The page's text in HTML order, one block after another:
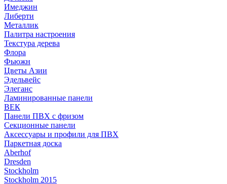
Имеджин
Либерти
Металлик
Палитра настроения
Текстура дерева
Флора
Фьюжн
Цветы Азии
Эдельвейс
Элеганс
Ламинированные панели
ВЕК
Панели ПВХ с фризом
Секционные панели
Аксессуары и профили для ПВХ
Паркетная доска
Aberhof
Dresden
Stockholm
Stockholm 2015